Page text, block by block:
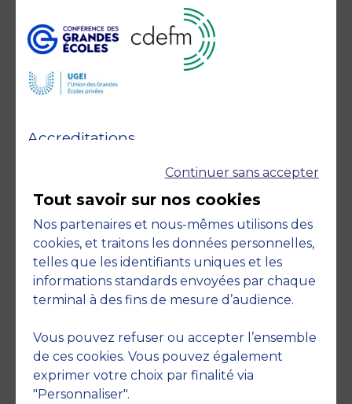
Accreditations
Engagements
Continuer sans accepter
Tout savoir sur nos cookies
Nos partenaires et nous-mêmes utilisons des
cookies, et traitons les données personnelles,
telles que les identifiants uniques et les
informations standards envoyées par chaque
terminal à des fins de mesure d’audience.
Vous pouvez refuser ou accepter l’ensemble
de ces cookies. Vous pouvez également
exprimer votre choix par finalité via
"Personnaliser".